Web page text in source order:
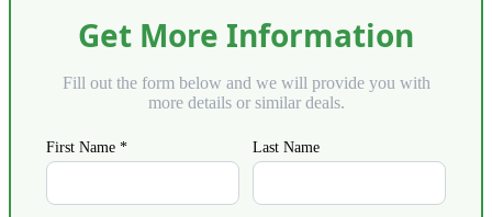
Get More Information
Fill out the form below and we will provide you with
more details or similar deals.
First Name * Last Name